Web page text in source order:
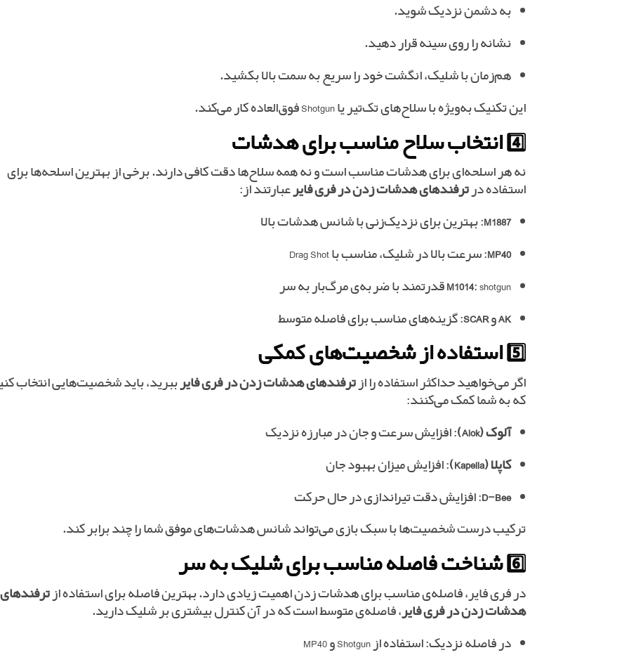
به دشمن نزدیک شوید.
نشانه را روی سینه قرار دهید.
هم‌زمان با شلیک، انگشت خود را سریع به سمت بالا بکشید.
این تکنیک به‌ویژه با سلاح‌های تک‌تیر یا Shotgun فوق‌العاده کار می‌کند.
4️⃣ انتخاب سلاح مناسب برای هدشات
نه هر اسلحه‌ای برای هدشات مناسب است و نه همه سلاح‌ها دقت کافی دارند. برخی از بهترین اسلحه‌ها برای
استفاده درترفندهای هدشات زدن در فری فایرعبارتند از:
M1887: بهترین برای نزدیک‌زنی با شانس هدشات بالا
MP40: سرعت بالا در شلیک، مناسب با Drag Shot
M1014: shotgun قدرتمند با ضربه‌ی مرگ‌بار به سر
AKوSCAR: گزینه‌های مناسب برای فاصله متوسط
5️⃣ استفاده از شخصیت‌های کمکی
اگر می‌خواهید حداکثر استفاده را ازترفندهای هدشات زدن در فری فایرببرید، باید شخصیت‌هایی انتخاب
که به شما کمک می‌کنند:
آلوک (Alok)
: افزایش سرعت و جان در مبارزه نزدیک
کاپلا (Kapella)
: افزایش میزان بهبود جان
D-Bee: افزایش دقت تیراندازی در حال حرکت
ترکیب درست شخصیت‌ها با سبک بازی می‌تواند شانس هدشات‌های موفق شما را چند برابر کند.
6️⃣ شناخت فاصله مناسب برای شلیک به سر
در فری فایر، فاصله‌ی مناسب برای هدشات زدن اهمیت زیادی دارد. بهترین فاصله برای استفاده از ترفندهای
هدشات زدن در فری فایر، فاصله‌ی متوسط است که در آن کنترل بیشتری بر شلیک دارید.
در فاصله نزدیک: استفاده از Shotgun و MP40